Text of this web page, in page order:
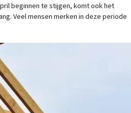
beginnen te stijgen, komt ook het
Veel mensen merken in deze periode